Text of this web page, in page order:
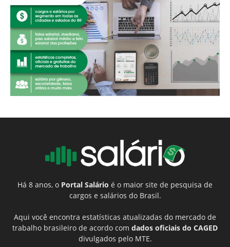
Há 8 anos, o Portal Salário é o maior site de pesquisa de
cargos e salários do Brasil.
Aqui você encontra estatísticas atualizadas do mercado de
trabalho brasileiro de acordo com dados oficiais do CAGED
divulgados pelo MTE.